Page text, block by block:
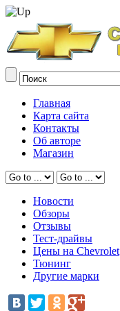
Главная
Карта сайта
Контакты
Об авторе
Магазин
Новости
Обзоры
Отзывы
Тест-драйвы
Цены на Chevrolet
Тюнинг
Другие марки